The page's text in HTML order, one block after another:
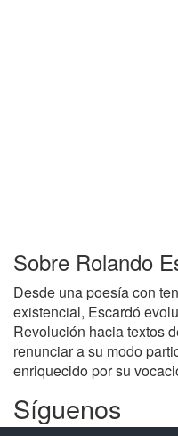
Sobre Rolando
Desde una poesía con
existencial, Escardó
Revolución hacia textos
renunciar a su modo
enriquecido por su
Síguenos